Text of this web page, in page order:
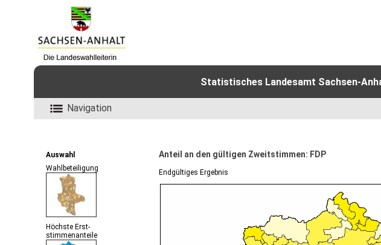
Statistisches Landesamt Sachsen-
Navigation
Auswahl
Wahlbeteiligung
Höchste Erst-
stimmenanteile
Anteil an den gültigen Zweitstimmen: FDP
Endgültiges Ergebnis